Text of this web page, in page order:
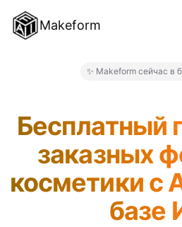
Makeform
БЛОГ
✨ Makeform сейчас в
Бесплатный
заказных
косметики с
базе